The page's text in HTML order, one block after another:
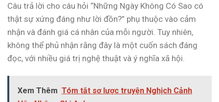
Câu trả lời cho câu hỏi “Những Ngày Không Có Sao có
thật sự xứng đáng như lời đồn?” phụ thuộc vào cảm
nhận và đánh giá cá nhân của mỗi người. Tuy nhiên,
không thể phủ nhận rằng đây là một cuốn sách đáng
đọc, với nhiều giá trị nghệ thuật và ý nghĩa xã hội.
Xem Thêm Tóm tắt sơ lược truyện Nghịch Cảnh